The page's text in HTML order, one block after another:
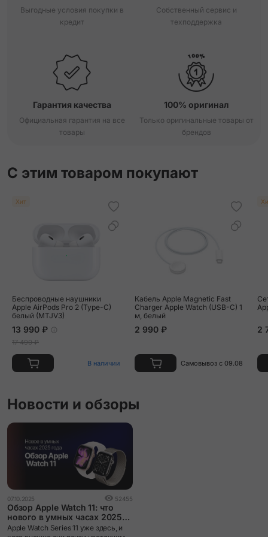
Orange Field Double Tour Hapi Strap
Orange Single Tour Attelage Strap
Orange Single Tour Deployment Buckle Kilim Strap
Rouge Grenat/Vermillon Single Tour Twill Jump Attelage
Strap
Rouge Radieux Single Tour Strap
Sun Single Tour Attelage Strap
Vert Mangrove Single Tour Attelage Strap
Animaux Bandana Strap
Vert Peppermint Single Tour Strap
Выгодные условия покупки в
кредит
Собственный сервис и
техподдержка
Гарантия качества
Официальная гарантия на все
товары
100% оригинал
Только оригинальные товары от
брендов
С этим товаром покупают
Хит
Беспроводные наушники
Apple AirPods Pro 2 (Type-C)
белый (MTJV3)
13 990 ₽
17 490 ₽
В наличии
Кабель Apple Magnetic Fast
Charger Apple Watch (USB-C) 1
м, белый
2 990 ₽
Самовывоз с 09.08
2
Новости и обзоры
07.10.2025 52455
Обзор Apple Watch 11: что
нового в умных часах 2025
года
Apple Watch Series 11 уже здесь, и